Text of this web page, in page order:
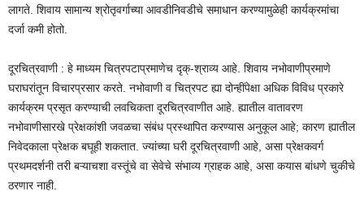
लागते. शिवाय सामान्य श्रोतृवर्गाच्या आवडीनिवडीचे समाधान करण्यामुळेही कार्यक्रमांचा
दर्जा कमी होतो.
दूरचित्रवाणी : हे माध्यम चित्रपटाप्रमाणेच दृक्-श्राव्य आहे. शिवाय नभोवाणीप्रमाणे
घराघरांतून विचारप्रसार करते. नभोवाणी व चित्रपट ह्या दोन्हींपेक्षा अधिक विविध प्रकारे
कार्यक्रम प्रसृत करण्याची लवचिकता दूरचित्रवाणीत आहे. ह्यातील वातावरण
नभोवाणीसारखे प्रेक्षकांशी जवळचा संबंध प्रस्थापित करण्यास अनुकूल आहे; कारण ह्यातील
निवेदकाला प्रेक्षक बघूही शकतात. ज्यांच्या घरी दूरचित्रवाणी आहे, असा प्रेक्षकवर्ग
प्रथमदर्शनी तरी बऱ्याचशा वस्तूंचे वा सेवेचे संभाव्य ग्राहक आहे, असा कयास बांधणे चुकीचे
ठरणार नाही.